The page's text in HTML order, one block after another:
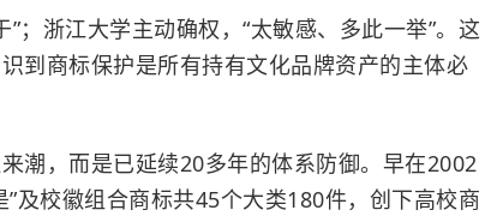
；浙江大学主动确权，“太敏感、多此一举”。这
到商标保护是所有持有文化品牌资产的主体必
潮，而是已延续20多年的体系防御。早在2002
及校徽组合商标共45个大类180件，创下高校商